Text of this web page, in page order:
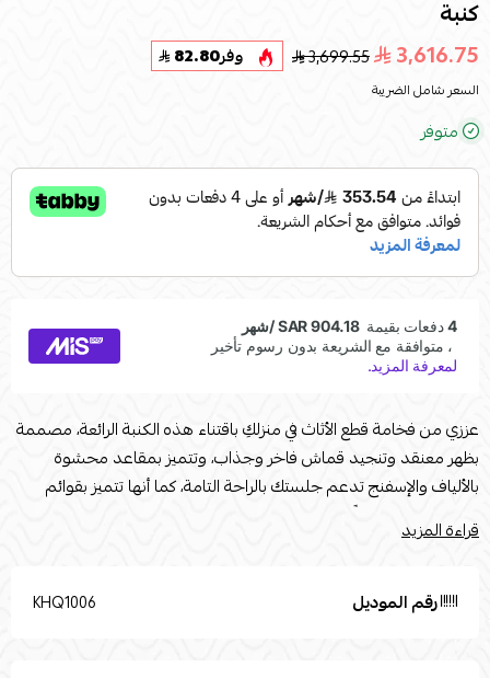
كنبة
3,616.75
3,699.55 وفر82.80
السعر شامل الضريبة
متوفر
عززي من فخامة قطع الأثاث في منزلكِ باقتناء هذه الكنبة الرائعة، مصممة
بظهر معنقد وتنجيد قماش فاخر وجذاب، وتتميز بمقاعد محشوة
بالألياف والإسفنج تدعم جلستك بالراحة التامة، كما أنها تتميز بقوائم
متينة وتتطلب تنظيفًا احترافيًا من آن لآخر للحفاظ على جودتها. تستخدم
:بيجنوع القماش : كتان
قراءة المزيد
رقم الموديل KHQ1006